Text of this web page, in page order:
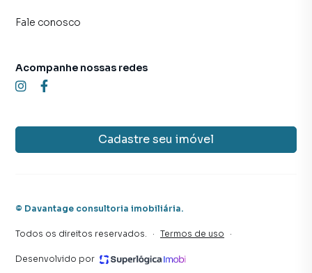
Fale conosco
Cadastre seu imóvel
Acompanhe nossas redes
© Davantage consultoria imobiliária.
Todos os direitos reservados. · Termos de uso ·
Desenvolvido por